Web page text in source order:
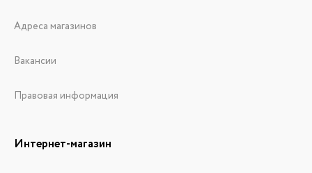
Адреса магазинов
Вакансии
Правовая информация
Интернет-магазин